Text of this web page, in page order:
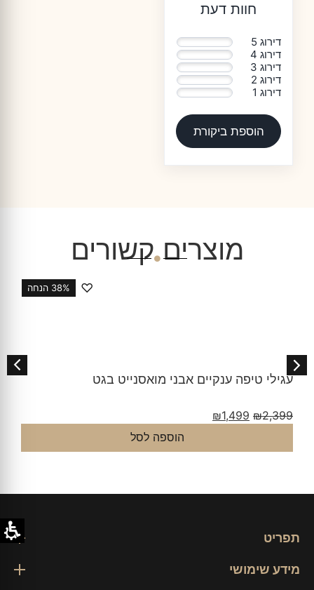
חוות דעת
דירוג 5
דירוג 4
דירוג 3
דירוג 2
דירוג 1
הוספת ביקורת
מוצרים קשורים
38% הנחה ♡
עגילי טיפה ענקיים אבני מואסנייט בגט
₪2,399
₪1,499
הוספה לסל
תפריט
מידע שימושי